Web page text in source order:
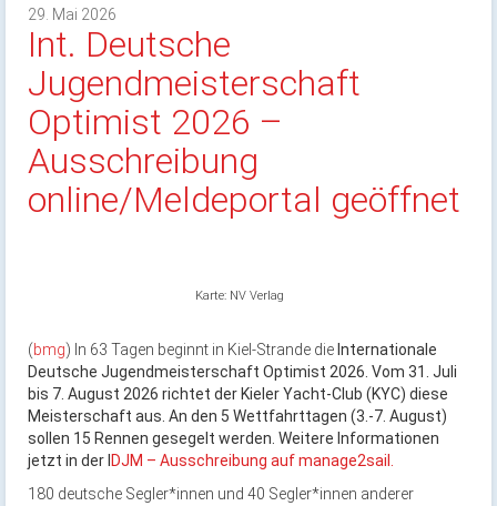
29. Mai 2026
Int. Deutsche
Jugendmeisterschaft
Optimist 2026 –
Ausschreibung
online/Meldeportal geöffnet
Karte: NV Verlag
(bmg) In 63 Tagen beginnt in Kiel-Strande die Internationale
Deutsche Jugendmeisterschaft Optimist 2026. Vom 31. Juli
bis 7. August 2026 richtet der Kieler Yacht-Club (KYC) diese
Meisterschaft aus. An den 5 Wettfahrttagen (3.-7. August)
sollen 15 Rennen gesegelt werden. Weitere Informationen
jetzt in der I DJM – Ausschreibung auf manage2sail.
180 deutsche Segler*innen und 40 Segler*innen anderer